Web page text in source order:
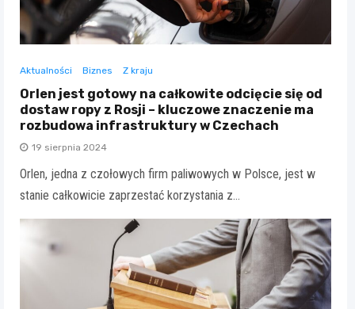
Aktualności Biznes Z kraju
Orlen jest gotowy na całkowite odcięcie się od
dostaw ropy z Rosji – kluczowe znaczenie ma
rozbudowa infrastruktury w Czechach
19 sierpnia 2024
Orlen, jedna z czołowych firm paliwowych w Polsce, jest w
stanie całkowicie zaprzestać korzystania z…